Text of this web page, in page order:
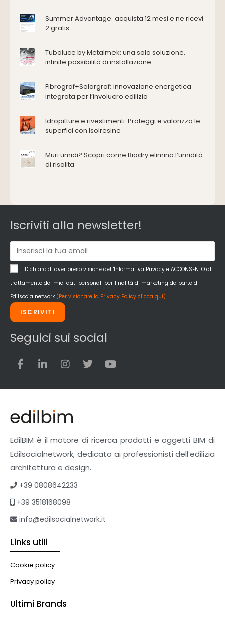
Antincendio e sicurezza
Attrezzature manuali
Cappe d'aspirazione
Consolidamento
Deumidificazione
Energie rinnovabili
Ferramenta e fissaggi
Impianti idrici e depurazione
Impianti termici e climatizzazione
Materiali da costruzione
Pareti esterne e facciate
Pareti Interne
reti
Reti di adduzione gas
Sicurezza e dpi
Siderurgia
Strumenti di rilievo e misurazione
Strutture
Superfici
Teli
Veicoli multiuso
Pavimenti e rivestimenti
Pavimenti industriali
Sistemi giardini pensili
Supporti per esterni
Tetti verdi
eBook
Formazione professionale
Illuminazione
Murature
Summer Advantage: acquista 12 mesi e ne ricevi
2 gratis
Tuboluce by Metalmek: una sola soluzione,
infinite possibilità di installazione
Fibrograf+Solargraf: innovazione energetica
integrata per l’involucro edilizio
Idropitture e rivestimenti: Proteggi e valorizza le
superfici con Isolresine
Muri umidi? Scopri come Biodry elimina l’umidità
di risalita
Iscriviti alla newsletter!
Dichiaro di aver preso visione dell'Informativa Privacy e ACCONSENTO al
trattamento dei miei dati personali per finalità di marketing da parte di
Edilsocialnetwork (Per visionare la Privacy Policy clicca qui).
ISCRIVITI
Seguici sui social
EdilBIM è il motore di ricerca prodotti e oggetti BIM di
Edilsocialnetwork, dedicato ai professionisti dell’edilizia
architettura e design.
+39 0808642233
+39 3518168098
info@edilsocialnetwork.it
Links utili
Cookie policy
Privacy policy
Ultimi Brands